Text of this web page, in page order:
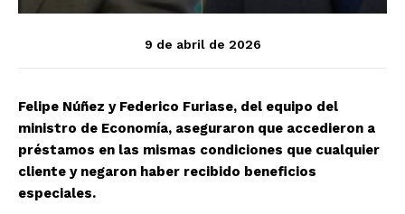
9 de abril de 2026
Felipe Núñez y Federico Furiase, del equipo del
ministro de Economía, aseguraron que accedieron a
préstamos en las mismas condiciones que cualquier
cliente y negaron haber recibido beneficios
especiales.